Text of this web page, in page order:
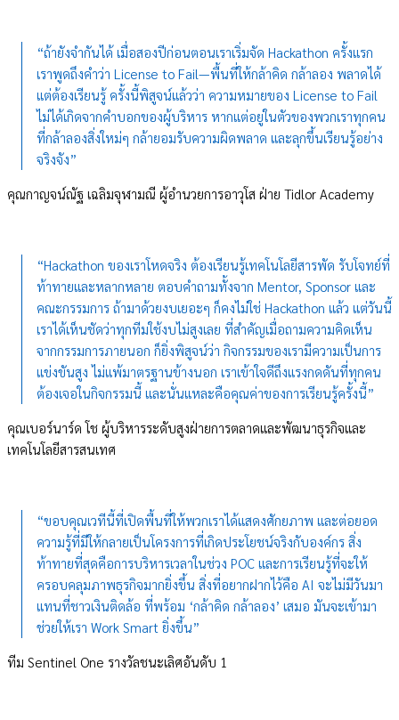
“ถ้ายังจำกันได้ เมื่อสองปีก่อนตอนเราเริ่มจัด Hackathon ครั้งแรก
เราพูดถึงคำว่า License to Fail—พื้นที่ให้กล้าคิด กล้าลอง พลาดได้
แต่ต้องเรียนรู้ ครั้งนี้พิสูจน์แล้วว่า ความหมายของ License to Fail
ไม่ได้เกิดจากคำบอกของผู้บริหาร หากแต่อยู่ในตัวของพวกเราทุกคน
ที่กล้าลองสิ่งใหม่ๆ กล้ายอมรับความผิดพลาด และลุกขึ้นเรียนรู้อย่าง
จริงจัง”
คุณกาญจน์ณัฐ เฉลิมจุฬามณี ผู้อำนวยการอาวุโส ฝ่าย Tidlor Academy
“Hackathon ของเราโหดจริง ต้องเรียนรู้เทคโนโลยีสารพัด รับโจทย์ที่
ท้าทายและหลากหลาย ตอบคำถามทั้งจาก Mentor, Sponsor และ
คณะกรรมการ ถ้ามาด้วยงบเยอะๆ ก็คงไม่ใช่ Hackathon แล้ว แต่วันนี้
เราได้เห็นชัดว่าทุกทีมใช้งบไม่สูงเลย ที่สำคัญเมื่อถามความคิดเห็น
จากกรรมการภายนอก ก็ยิ่งพิสูจน์ว่า กิจกรรมของเรามีความเป็นการ
แข่งขันสูง ไม่แพ้มาตรฐานข้างนอก เราเข้าใจดีถึงแรงกดดันที่ทุกคน
ต้องเจอในกิจกรรมนี้ และนั่นแหละคือคุณค่าของการเรียนรู้ครั้งนี้”
คุณเบอร์นาร์ด โช ผู้บริหารระดับสูงฝ่ายการตลาดและพัฒนาธุรกิจและ
เทคโนโลยีสารสนเทศ
“ขอบคุณเวทีนี้ที่เปิดพื้นที่ให้พวกเราได้แสดงศักยภาพ และต่อยอด
ความรู้ที่มีให้กลายเป็นโครงการที่เกิดประโยชน์จริงกับองค์กร สิ่ง
ท้าทายที่สุดคือการบริหารเวลาในช่วง POC และการเรียนรู้ที่จะให้
ครอบคลุมภาพธุรกิจมากยิ่งขึ้น สิ่งที่อยากฝากไว้คือ AI จะไม่มีวันมา
แทนที่ชาวเงินติดล้อ ที่พร้อม ‘กล้าคิด กล้าลอง’ เสมอ มันจะเข้ามา
ช่วยให้เรา Work Smart ยิ่งขึ้น”
ทีม Sentinel One รางวัลชนะเลิศอันดับ 1